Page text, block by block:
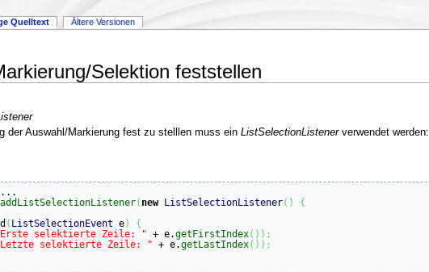
Selektion feststellen
der Auswahl/Markierung fest zu stelllen muss ein ListSelectionListenerverwendet werden:
addListSelectionListener( new ListSelectionListener( )
{
( ListSelectionEvent e)
{
selektierte Zeile: " + e.getFirstIndex( ) ) ;
selektierte Zeile: " + e.getLastIndex( ) ) ;
Quelltext Ältere Versionen